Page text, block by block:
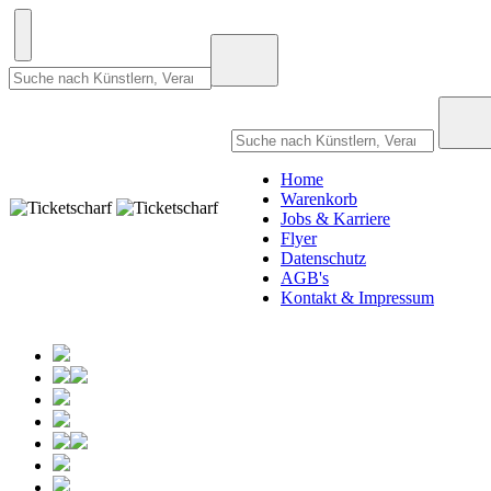
Home
Warenkorb
Jobs & Karriere
Flyer
Datenschutz
AGB's
Kontakt & Impressum